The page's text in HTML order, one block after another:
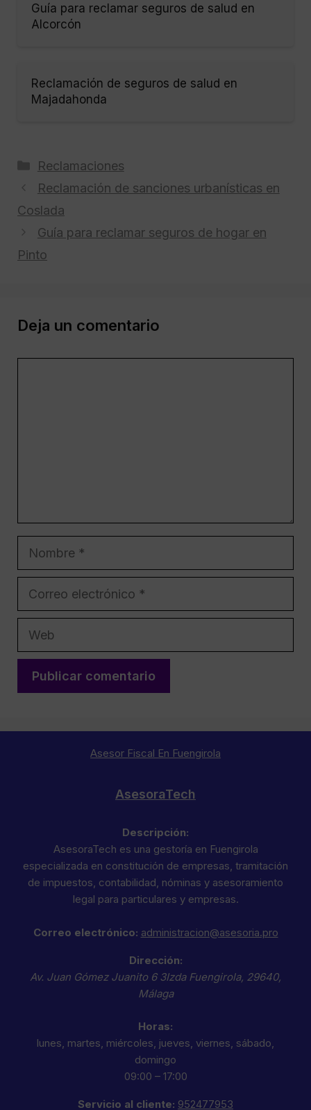
Guía para reclamar seguros de salud en
Alcorcón
Reclamación de seguros de salud en
Majadahonda
Categorías
Reclamaciones
Reclamación de sanciones urbanísticas en
Coslada
Guía para reclamar seguros de hogar en
Pinto
Deja un comentario
Asesor Fiscal En Fuengirola
AsesoraTech
Descripción:
AsesoraTech es una gestoría en Fuengirola
especializada en constitución de empresas, tramitación
de impuestos, contabilidad, nóminas y asesoramiento
legal para particulares y empresas.
Correo electrónico: administracion@asesoria.pro
Dirección:
Av. Juan Gómez Juanito 6 3Izda Fuengirola, 29640,
Málaga
Horas:
lunes, martes, miércoles, jueves, viernes, sábado,
domingo
09:00 – 17:00
Servicio al cliente: 952477953